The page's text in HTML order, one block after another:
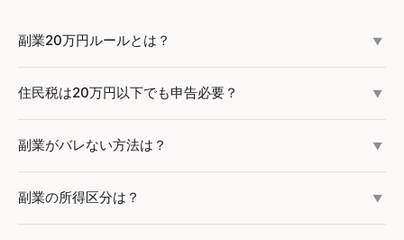
副業20万円ルールとは？ ▼
場合、所得税の確定申告が不要になるルールです。「収入」
ではなく「所得」で判定する点に注意。副業収入が30万円で
も経費が15万円あれば所得は15万円で適用対象です。
住民税は20万円以下でも申告必要？ ▼
す。住民税は副業所得が1円でも市区町村への申告が必要で
す。
副業がバレない方法は？ ▼
徴収）」を選択すれば、副業分の住民税は自分に直接届きま
す。
副業の所得区分は？ ▼